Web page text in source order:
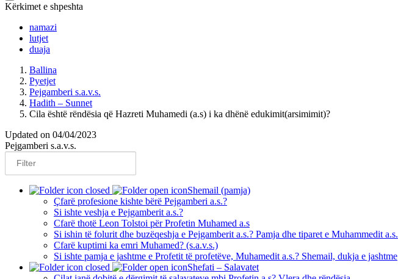
Kërkimet e shpeshta
namazi
lutjet
duaja
Ballina
Pyetjet
Pejgamberi s.a.v.s.
Hadith – Sunnet
Cila është rëndësia që Hazreti Muhamedi (a.s) i ka dhënë edukimit(arsimimit)?
Updated on 04/04/2023
Pejgamberi s.a.v.s.
Shemail (pamja)
Çfarë profesione kishte bërë Pejgamberi a.s.?
Si ishte veshja e Pejgamberit a.s.?
Cfarë thotë Leon Tolstoi për Profetin Muhamed a.s
Si ishin të folurit dhe buzëqeshja e Pejgamberit a.s.? Pamja dhe tiparet e Muhammedit a.s.
Cfarë kuptimi ka emri Muhamed? (s.a.v.s.)
Si ishte pamja e jashtme e Profetit të profetëve, Muhamedit a.s.? Shemail, dukja e jashtme
Shefati – Salavatet